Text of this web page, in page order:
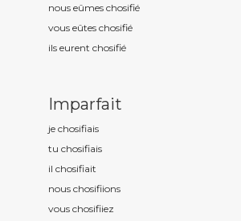
nous eûmes chosifié
vous eûtes chosifié
ils eurent chosifié
Imparfait
je chosifiais
tu chosifiais
il chosifiait
nous chosifiions
vous chosifiiez